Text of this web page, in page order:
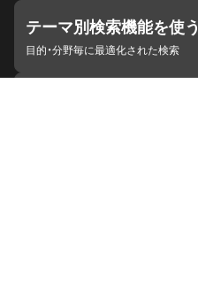
テーマ別検索機能を使う
目的・分野毎に最適化された検索